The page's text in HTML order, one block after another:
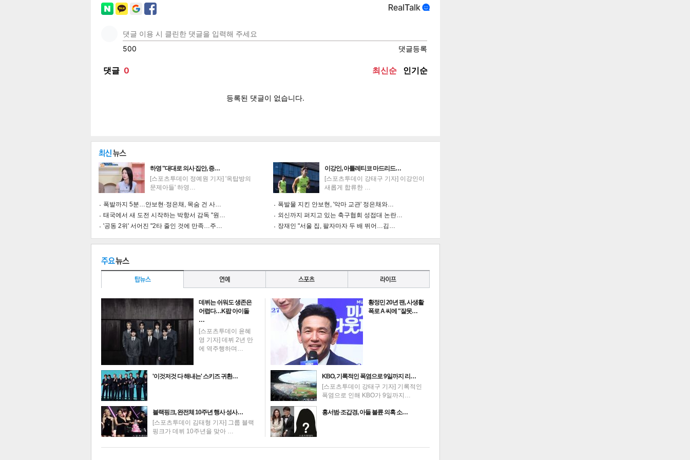
로그 게 소
트위 카카 인쇄 목록
최신뉴스
하영 "대대로 의사 집안, 증…
[스포츠투데이 정예원 기자] '옥탑방의
문제아들' 하영…
폭발까지 5분…안보현·정은채, 목숨 건 사…
태국에서 새 도전 시작하는 박항서 감독 "원…
'공동 2위' 서어진 "2타 줄인 것에 만족…주…
이강인, 아틀레티코 마드리드…
[스포츠투데이 강태구 기자] 이강인이
새롭게 합류한 …
폭발물 지킨 안보현, '악마 교관' 정은채와…
외신까지 퍼지고 있는 축구협회 성접대 논란…
장재인 "서울 집, 팔자마자 두 배 뛰어…김…
데뷔는 쉬워도 생존은
어렵다…K팝 아이돌
…
[스포츠투데이 윤혜
영 기자] 데뷔 2년 만
에 역주행하며…
'이것저것 다 해내는' 스키즈 귀환…
블랙핑크, 완전체 10주년 행사 성사…
[스포츠투데이 김태형 기자] 그룹 블랙
핑크가 데뷔 10주년을 맞아 …
황정민 20년 팬, 사생활
폭로 A 씨에 "잘못…
KBO, 기록적인 폭염으로 9일까지 리…
[스포츠투데이 강태구 기자] 기록적인
폭염으로 인해 KBO가 9일까지…
홍서범·조갑경, 아들 불륜 의혹 소…